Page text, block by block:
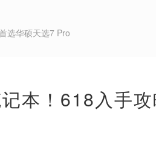
选华硕天选7 Pro
本！618入手